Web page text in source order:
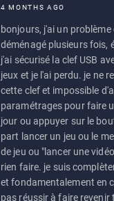
4 MONTHS AGO
bonjours, j'ai un problème
déménagé plusieurs fois,
j'ai sécurisé la clef USB
jeux et je l'ai perdu. je ne
cette clef et impossible
paramétrages pour faire
jour ou appuyer sur le
part lancer un jeu ou le
de jeu ou "lancer une
rien faire. je suis
et fondamentalement en
pas réussir à faire revenir